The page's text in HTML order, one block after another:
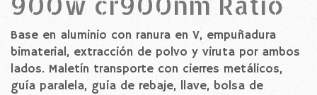
Base en aluminio con ranura en V, empuñadura
bimaterial, extracción de polvo y viruta por ambos
lados. Maletín transporte con cierres metálicos,
guía paralela, guía de rebaje, llave, bolsa de